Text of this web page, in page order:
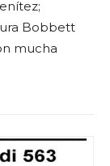
Bobbett
mucha